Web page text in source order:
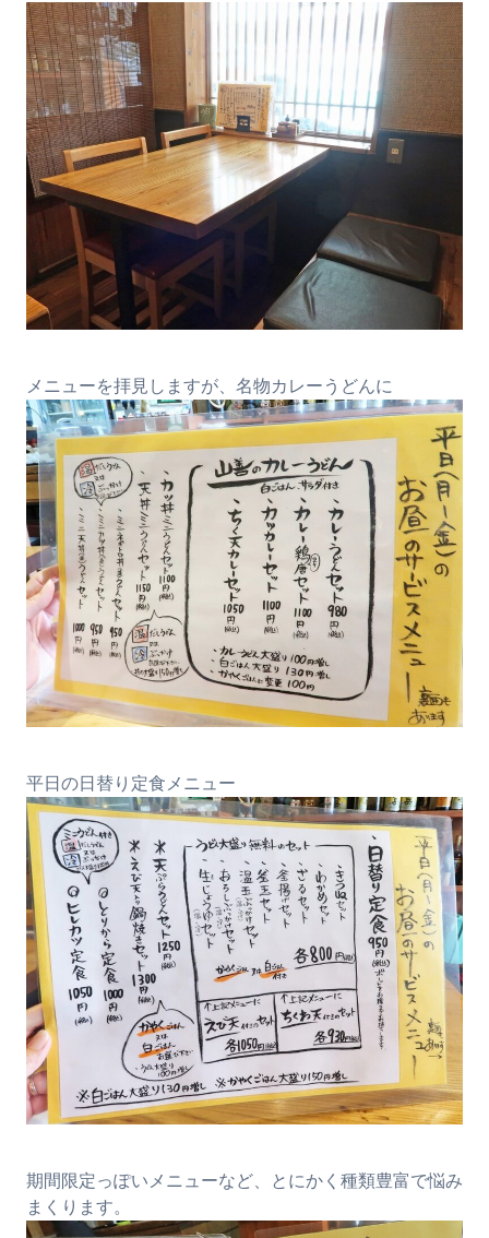
メニューを拝見しますが、名物カレーうどんに
平日の日替り定食メニュー
期間限定っぽいメニューなど、とにかく種類豊富で悩み
まくります。